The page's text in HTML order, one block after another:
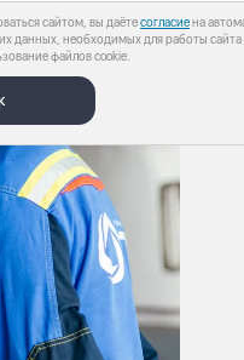
сайтом, вы даётесогласиена
данных, необходимых для работы сайта
файлов cookie.